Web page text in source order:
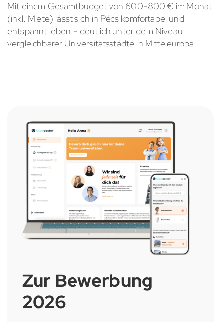
Mit einem Gesamtbudget von 600–800 € im Monat
(inkl. Miete) lässt sich in Pécs komfortabel und
entspannt leben – deutlich unter dem Niveau
vergleichbarer Universitätsstädte in Mitteleuropa.
Zur Bewerbung
2026